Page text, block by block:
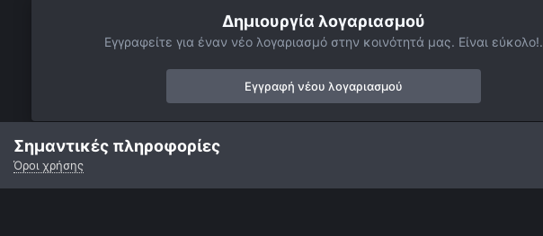
Δημιουργία λογαριασμού
Εγγραφείτε για έναν νέο λογαριασμό στην κοινότητά μας. Είναι εύκολο!.
Εγγραφή νέου λογαριασμού
Αρχή
Σημαντικές πληροφορίες
Όροι χρήσης